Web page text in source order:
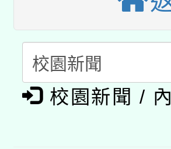
年度健康促
業成長研習
原住民族教
族教育國際
轉知教育部
新北市政府
師專業成長
方素養工作
函轉國立臺
族語言臺北
「族語學習
轉知有關國
文教學共融
教育部國民
校園新聞 / 內